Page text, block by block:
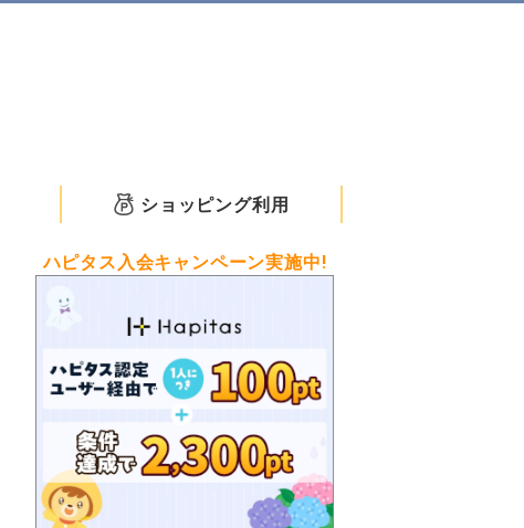
ショッピング利用
ハピタス入会キャンペーン実施中!